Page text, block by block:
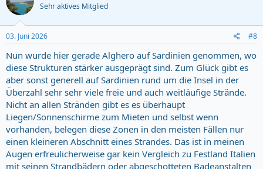
Sehr aktives Mitglied
03. Juni 2026 #8
Nun wurde hier gerade Alghero auf Sardinien genommen, wo
diese Strukturen stärker ausgeprägt sind. Zum Glück gibt es
aber sonst generell auf Sardinien rund um die Insel in der
Überzahl sehr sehr viele freie und auch weitläufige Strände.
Nicht an allen Stränden gibt es es überhaupt
Liegen/Sonnenschirme zum Mieten und selbst wenn
vorhanden, belegen diese Zonen in den meisten Fällen nur
einen kleineren Abschnitt eines Strandes. Das ist in meinen
Augen erfreulicherweise gar kein Vergleich zu Festland Italien
mit seinen Strandbädern oder abgeschotteten Badeanstalten